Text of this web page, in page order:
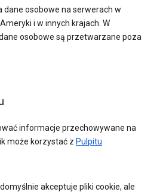
dane osobowe na serwerach w
i w innych krajach. W
osobowe są przetwarzane poza
informacje przechowywane na
może korzystać z Pulpitu
akceptuje pliki cookie, ale